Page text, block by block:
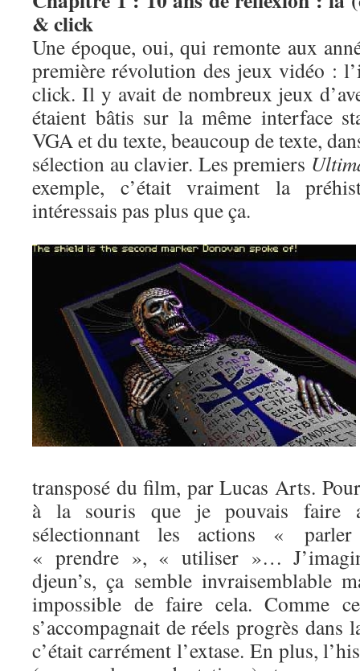
& click
Une époque, oui, qui remonte aux
première révolution des jeux vidéo :
click. Il y avait de nombreux jeux
étaient bâtis sur la même interface
VGA et du texte, beaucoup de texte,
sélection au clavier. Les premiers
exemple, c’était vraiment la
intéressais pas plus que ça.
transposé du film, par Lucas Arts.
à la souris que je pouvais faire
sélectionnant les actions «
« prendre », « utiliser »…
djeun’s, ça semble invraisemblable
impossible de faire cela. Comme
s’accompagnait de réels progrès dans
c’était carrément l’extase. En plus,